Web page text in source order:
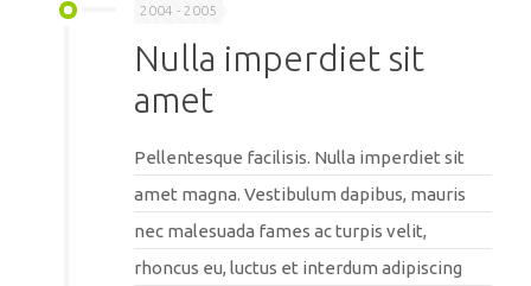
2004 - 2005
Nulla imperdiet sit
amet
Pellentesque facilisis. Nulla imperdiet sit
amet magna. Vestibulum dapibus, mauris
nec malesuada fames ac turpis velit,
rhoncus eu, luctus et interdum adipiscing